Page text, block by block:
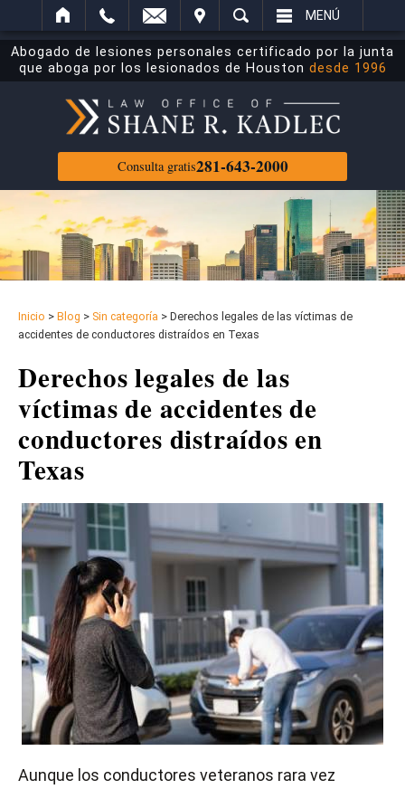
BUSCAR MENÚ
Abogado de lesiones personales certificado por la junta
que aboga por los lesionados de Houston desde 1996
Consulta gratis281-643-2000
Inicio > Blog > Sin categoría > Derechos legales de las víctimas de
accidentes de conductores distraídos en Texas
Derechos legales de las
víctimas de accidentes de
conductores distraídos en
Texas
Aunque los conductores veteranos rara vez